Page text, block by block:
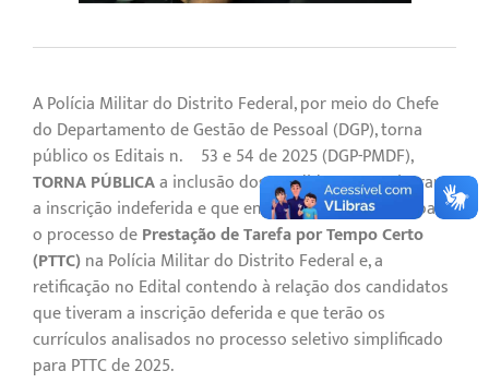
A Polícia Militar do Distrito Federal, por meio do Chefe
do Departamento de Gestão de Pessoal (DGP), torna
público os Editais n.º 53 e 54 de 2025 (DGP-PMDF),
TORNA PÚBLICAa inclusão dos candidatos que tiveram
a inscrição indeferida e que entraram com recurso, para
o processo dePrestação de Tarefa por Tempo Certo
(PTTC)na Polícia Militar do Distrito Federal e, a
retificação no Edital contendo à relação dos candidatos
que tiveram a inscrição deferida e que terão os
currículos analisados no processo seletivo simplificado
para PTTC de 2025.